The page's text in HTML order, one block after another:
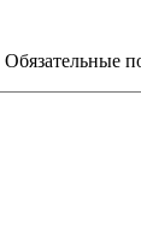
Обязательные